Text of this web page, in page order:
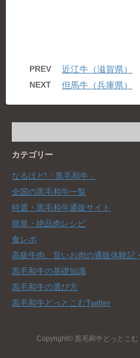
PREV 近江牛（滋賀県）
NEXT 但馬牛（兵庫県）
カテゴリー
なるほど!「黒毛和牛」
全国の黒毛和牛一覧
特選・黒毛和牛通販サイト
簡単・絶品肉レシピ
食レポ
高級牛肉、旨いお肉の通販体験記
黒毛和牛の基礎知識
黒毛和牛の選び方
黒毛和牛どっとこむTwitter
Copyright© 黒毛和牛どっとこ